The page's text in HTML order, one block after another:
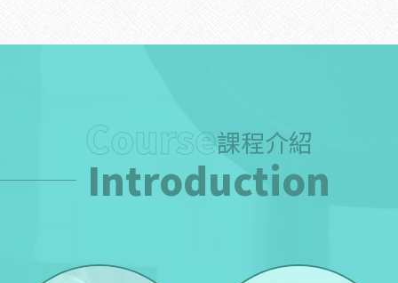
Course課程介紹
Introduction